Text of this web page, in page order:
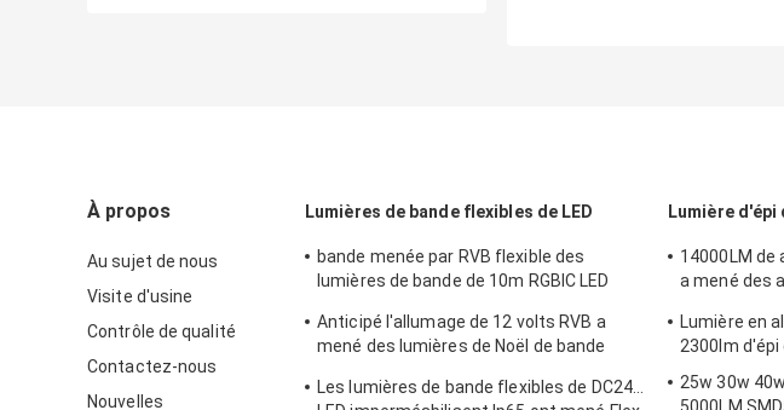
À propos
Au sujet de nous
Visite d'usine
Contrôle de qualité
Contactez-nous
Nouvelles
Lumières de bande flexibles de LED
bande menée par RVB flexible des
lumières de bande de 10m RGBIC LED
Anticipé l'allumage de 12 volts RVB a
mené des lumières de Noël de bande
Les lumières de bande flexibles de DC24V
Lumière d'épi
14000LM de
a mené des
Lumière en
2300lm d'épi
25w 30w